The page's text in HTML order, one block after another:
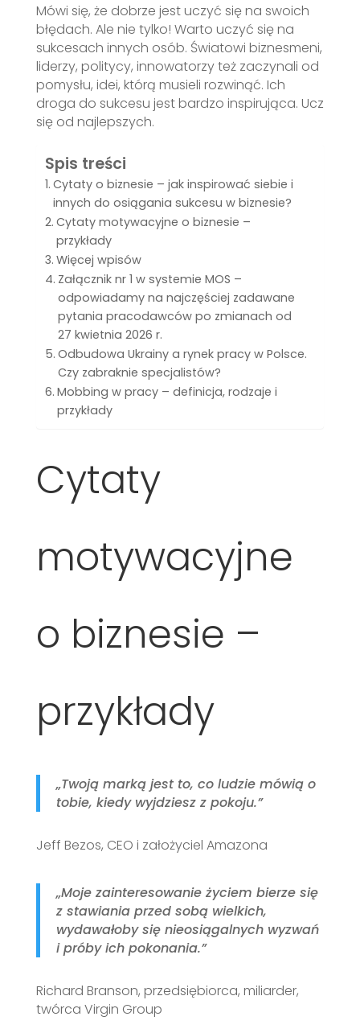
Mówi się, że dobrze jest uczyć się na swoich
błędach. Ale nie tylko! Warto uczyć się na
sukcesach innych osób. Światowi biznesmeni,
liderzy, politycy, innowatorzy też zaczynali od
pomysłu, idei, którą musieli rozwinąć. Ich
droga do sukcesu jest bardzo inspirująca. Ucz
się od najlepszych.
Spis treści
Cytaty o biznesie – jak inspirować siebie i
innych do osiągania sukcesu w biznesie?
Cytaty motywacyjne o biznesie –
przykłady
Więcej wpisów
Załącznik nr 1 w systemie MOS –
odpowiadamy na najczęściej zadawane
pytania pracodawców po zmianach od
27 kwietnia 2026 r.
Odbudowa Ukrainy a rynek pracy w Polsce.
Czy zabraknie specjalistów?
Mobbing w pracy – definicja, rodzaje i
przykłady
Cytaty
motywacyjne
o biznesie –
przykłady
„Twoją marką jest to, co ludzie mówią o
tobie, kiedy wyjdziesz z pokoju.”
Jeff Bezos, CEO i założyciel Amazona
„Moje zainteresowanie życiem bierze się
z stawiania przed sobą wielkich,
wydawałoby się nieosiągalnych wyzwań
i próby ich pokonania.”
Richard Branson, przedsiębiorca, miliarder,
twórca Virgin Group